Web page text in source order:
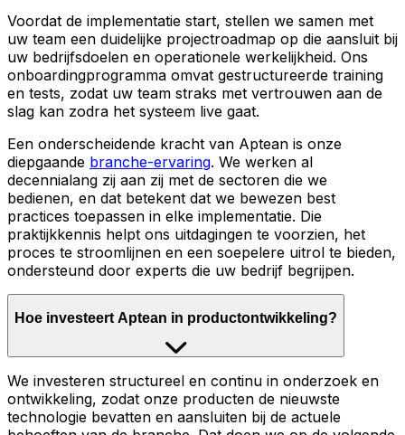
Voordat de implementatie start, stellen we samen met
uw team een duidelijke projectroadmap op die aansluit bij
uw bedrijfsdoelen en operationele werkelijkheid. Ons
onboardingprogramma omvat gestructureerde training
en tests, zodat uw team straks met vertrouwen aan de
slag kan zodra het systeem live gaat.
Een onderscheidende kracht van Aptean is onze
diepgaande branche-ervaring. We werken al
decennialang zij aan zij met de sectoren die we
bedienen, en dat betekent dat we bewezen best
practices toepassen in elke implementatie. Die
praktijkkennis helpt ons uitdagingen te voorzien, het
proces te stroomlijnen en een soepelere uitrol te bieden,
ondersteund door experts die uw bedrijf begrijpen.
Hoe investeert Aptean in productontwikkeling?
We investeren structureel en continu in onderzoek en
ontwikkeling, zodat onze producten de nieuwste
technologie bevatten en aansluiten bij de actuele